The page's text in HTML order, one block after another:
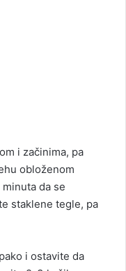
i začinima, pa
obloženom
da se
staklene tegle, pa
i ostavite da